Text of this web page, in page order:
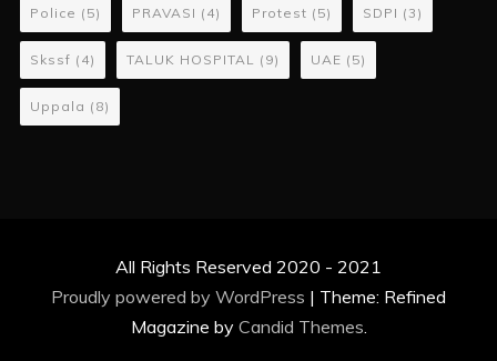
Police (5) PRAVASI (4) Protest (5) SDPI (3)
Skssf (4) TALUK HOSPITAL (9) UAE (5)
Uppala (8)
All Rights Reserved 2020 - 2021
Proudly powered by WordPress | Theme: Refined
Magazine by Candid Themes